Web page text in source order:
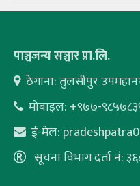
पाञ्चजन्य सञ्चार प्रा.लि.
ठेगाना: तुलसीपुर
मोबाइल: +९७७-
ई-मेल:
सूचना विभाग दर्ता नं: